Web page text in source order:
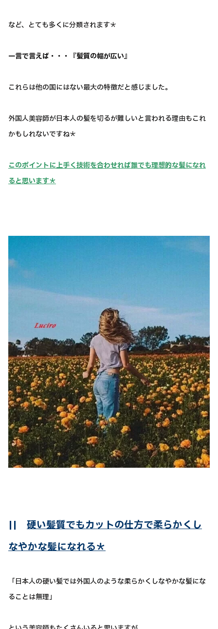
など、とても多くに分類されます＊
一言で言えば・・・『髪質の幅が広い』
これらは他の国にはない最大の特徴だと感じました。
外国人美容師が日本人の髪を切るが難しいと言われる理由もこれ
かもしれないですね＊
このポイントに上手く技術を合わせれば誰でも理想的な髪になれ
ると思います＊
|| 硬い髪質でもカットの仕方で柔らかくし
なやかな髪になれる＊
「日本人の硬い髪では外国人のような柔らかくしなやかな髪にな
ることは無理」